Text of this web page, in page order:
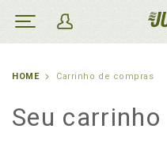
HOME Carrinho de compras
Seu carrinho